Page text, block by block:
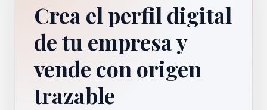
Crea el perfil digital
de tu empresa y
vende con origen
trazable